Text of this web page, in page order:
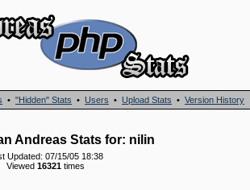
• "Hidden" Stats • Users • Upload Stats • Version History
Andreas Stats for: nilin
Updated: 07/15/05 18:38
Viewed 16321times